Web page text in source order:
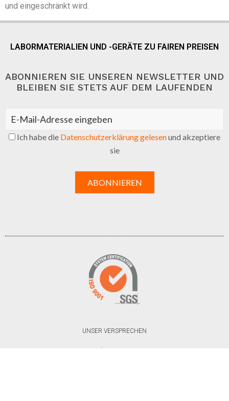
und eingeschränkt wird.
LABORMATERIALIEN UND -GERÄTE ZU FAIREN PREISEN
ABONNIEREN SIE UNSEREN NEWSLETTER UND
BLEIBEN SIE STETS AUF DEM LAUFENDEN
Ich habe die Datenschutzerklärung gelesenund akzeptiere
sie
UNSER VERSPRECHEN